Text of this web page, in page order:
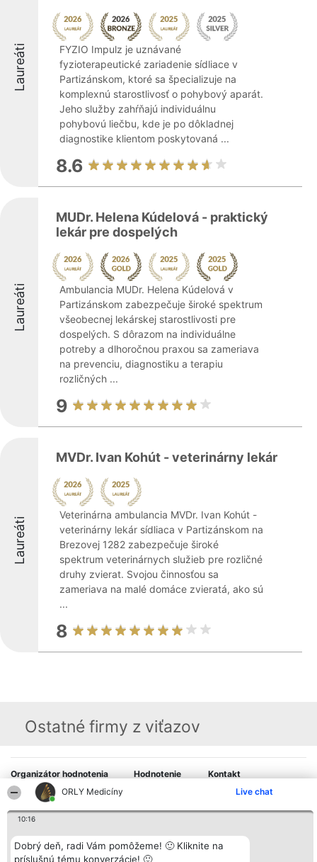
ORLY Medicíny Live chat
10:16
Dobrý deň, radi Vám pomôžeme! 🙂 Kliknite na
príslušnú tému konverzácie! 🙂
Laureáti
FYZIO Impulz je uznávané
fyzioterapeutické zariadenie sídliace v
Partizánskom, ktoré sa špecializuje na
komplexnú starostlivosť o pohybový aparát.
Jeho služby zahŕňajú individuálnu
pohybovú liečbu, kde je po dôkladnej
diagnostike klientom poskytovaná ...
8.6
Laureáti
MUDr. Helena Kúdelová - praktický
lekár pre dospelých
Ambulancia MUDr. Helena Kúdelová v
Partizánskom zabezpečuje široké spektrum
všeobecnej lekárskej starostlivosti pre
dospelých. S dôrazom na individuálne
potreby a dlhoročnou praxou sa zameriava
na prevenciu, diagnostiku a terapiu
rozličných ...
9
Laureáti
MVDr. Ivan Kohút - veterinárny lekár
Veterinárna ambulancia MVDr. Ivan Kohút -
veterinárny lekár sídliaca v Partizánskom na
Brezovej 1282 zabezpečuje široké
spektrum veterinárnych služieb pre rozličné
druhy zvierat. Svojou činnosťou sa
zameriava na malé domáce zvieratá, ako sú
...
8
Ostatné firmy z viťazov
Organizátor hodnotenia
Bright Side Solutions sp. z o.
o. sp. k.
ul. Ruska 22
Wrocław 50-079
381313360 | NIP 8943132676
+48 508 492 400
Hodnotenie
Laureatów
Obchodné
podmienky
Zásady
Kontakt